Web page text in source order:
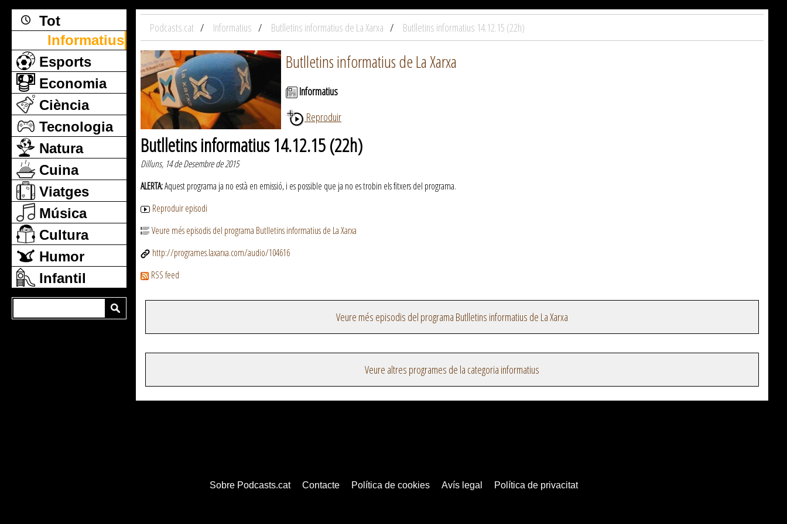
Tot
Informatius
Esports
Economia
Ciència
Tecnologia
Natura
Cuina
Viatges
Música
Cultura
Humor
Infantil
Podcasts.cat Informatius Butlletins informatius de La Xarxa Butlletins informatius 14.12.15 (22h)
Butlletins informatius de La Xarxa
Informatius
Reproduir
Butlletins informatius 14.12.15 (22h)
Dilluns, 14 de Desembre de 2015
ALERTA:Aquest programa ja no està en emissió, i es possible que ja no es trobin els fitxers del programa.
Reproduir episodi
Veure més episodis del programa Butlletins informatius de La Xarxa
http://programes.laxarxa.com/audio/104616
RSS feed
Veure més episodis del programa Butlletins informatius de La Xarxa
Veure altres programes de la categoria informatius
Sobre Podcasts.cat Contacte Política de cookies Avís legal Política de privacitat